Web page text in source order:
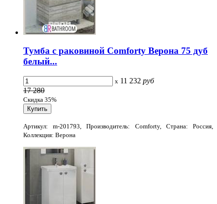
Тумба с раковиной Comforty Верона 75 дуб
белый...
x 11 232 руб
17 280
Скидка 35%
Артикул: m-201793, Производитель: Comforty, Страна: Россия,
Коллекция: Верона